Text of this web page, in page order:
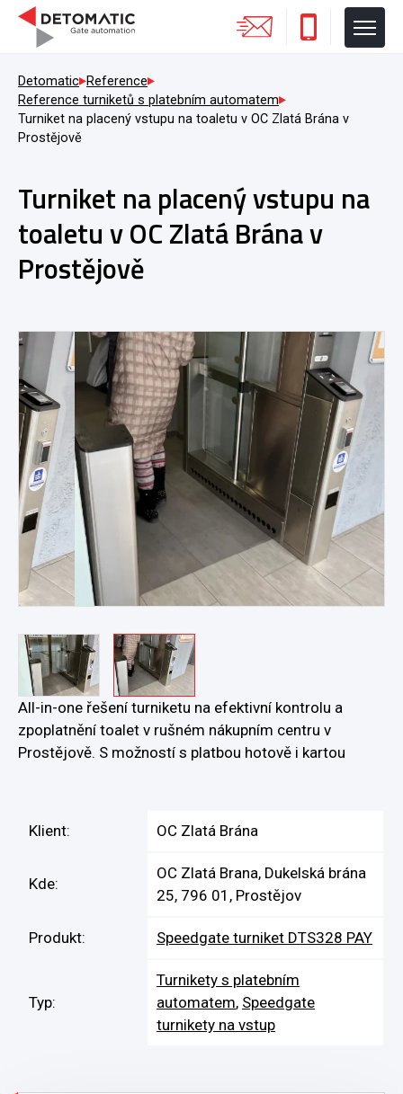
Detomatic Reference
Reference turniketů s platebním automatem
Turniket na placený vstupu na toaletu v OC Zlatá Brána v
Prostějově
Turniket na placený vstupu na
toaletu v OC Zlatá Brána v
Prostějově
All-in-one řešení turniketu na efektivní kontrolu a
zpoplatnění toalet v rušném nákupním centru v
Prostějově. S možností s platbou hotově i kartou
Klient: OC Zlatá Brána
Kde:
OC Zlatá Brana, Dukelská brána
25, 796 01, Prostějov
Produkt: Speedgate turniket DTS328 PAY
Typ:
Turnikety s platebním
automatem, Speedgate
turnikety na vstup